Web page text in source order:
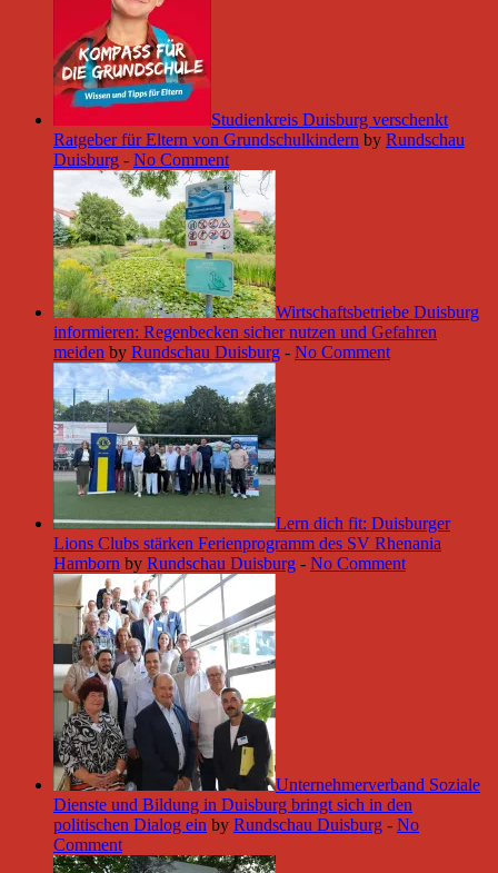
Studienkreis Duisburg verschenkt
Ratgeber für Eltern von Grundschulkindern by Rundschau
Duisburg - No Comment
Wirtschaftsbetriebe Duisburg
informieren: Regenbecken sicher nutzen und Gefahren
meiden by Rundschau Duisburg - No Comment
Lern dich fit: Duisburger
Lions Clubs stärken Ferienprogramm des SV Rhenania
Hamborn by Rundschau Duisburg - No Comment
Unternehmerverband Soziale
Dienste und Bildung in Duisburg bringt sich in den
politischen Dialog ein by Rundschau Duisburg - No
Comment